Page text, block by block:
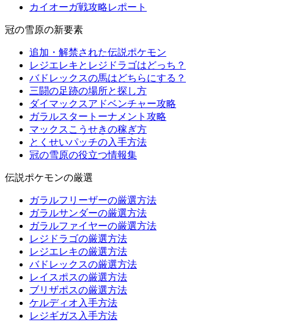
カイオーガ戦攻略レポート
冠の雪原の新要素
追加・解禁された伝説ポケモン
レジエレキとレジドラゴはどっち？
バドレックスの馬はどちらにする？
三闘の足跡の場所と探し方
ダイマックスアドベンチャー攻略
ガラルスタートーナメント攻略
マックスこうせきの稼ぎ方
とくせいパッチの入手方法
冠の雪原の役立つ情報集
伝説ポケモンの厳選
ガラルフリーザーの厳選方法
ガラルサンダーの厳選方法
ガラルファイヤーの厳選方法
レジドラゴの厳選方法
レジエレキの厳選方法
バドレックスの厳選方法
レイスポスの厳選方法
ブリザポスの厳選方法
ケルディオ入手方法
レジギガス入手方法